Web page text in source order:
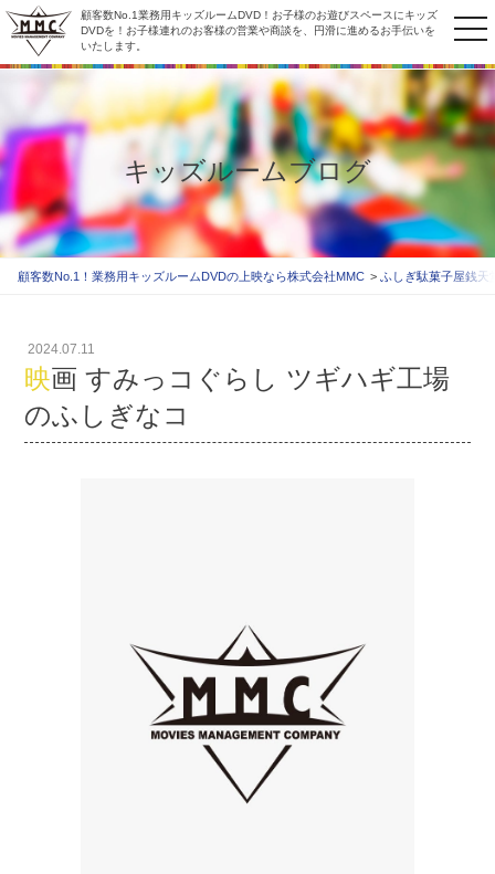
顧客数No.1業務用キッズルームDVD！お子様のお遊びスペースにキッズ
DVDを！お子様連れのお客様の営業や商談を、円滑に進めるお手伝いを
いたします。
キッズルームブログ
顧客数No.1！業務用キッズルームDVDの上映なら株式会社MMC ふしぎ駄菓子屋銭
2024.07.11
映画 すみっコぐらし ツギハギ工場
のふしぎなコ